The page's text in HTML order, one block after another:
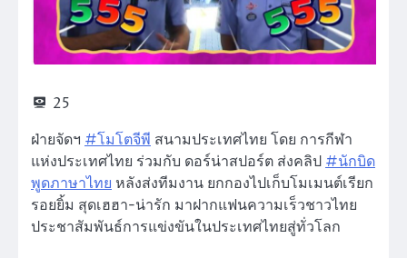
25
ฝ่ายจัดฯ #โมโตจีพี สนามประเทศไทย โดย การกีฬา
แห่งประเทศไทย ร่วมกับ ดอร์น่าสปอร์ต ส่งคลิป #นักบิด
พูดภาษาไทย หลังส่งทีมงาน ยกกองไปเก็บโมเมนต์เรียก
รอยยิ้ม สุดเฮฮา-น่ารัก มาฝากแฟนความเร็วชาวไทย
ประชาสัมพันธ์การแข่งขันในประเทศไทยสู่ทั่วโลก